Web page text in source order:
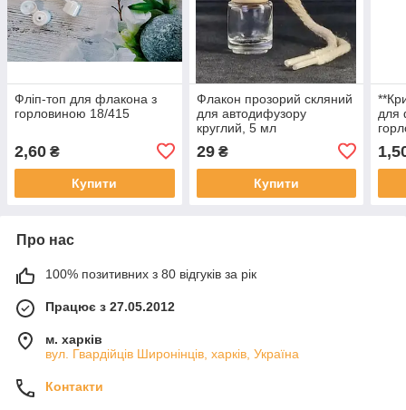
Фліп-топ для флакона з
горловиною 18/415
2,60 ₴
Купити
Флакон прозорий скляний
для автодифузору
круглий, 5 мл
29₴
Купити
для
Про нас
100% позитивних з 80 відгуків за рік
Працює з 27.05.2012
м. харків
вул. Гвардійців Широнінців, харків, Україна
Контакти